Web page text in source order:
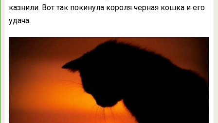
казнили. Вот так покинула короля черная кошка и его
удача.